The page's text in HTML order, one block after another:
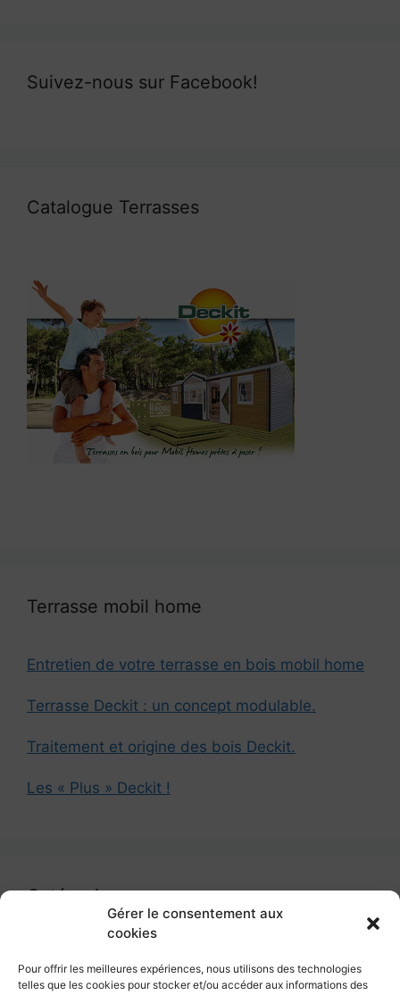
Gérer le consentement aux
cookies
Pour offrir les meilleures expériences, nous utilisons des technologies
telles que les cookies pour stocker et/ou accéder aux informations des
Suivez-nous sur Facebook!
Catalogue Terrasses
Terrasse mobil home
Entretien de votre terrasse en bois mobil home
Terrasse Deckit : un concept modulable.
Traitement et origine des bois Deckit.
Les « Plus » Deckit !
Catégories